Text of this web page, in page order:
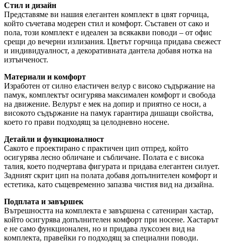
Стил и дизайн
Представяме ви нашия елегантен комплект в цвят горчица,
който съчетава модерен стил и комфорт. Съставен от сако и
пола, този комплект е идеален за всякакви поводи – от офис
срещи до вечерни излизания. Цветът горчица придава свежест
и индивидуалност, а декоративната дантела добавя нотка на
изтънченост.
Материали и комфорт
Изработен от силно еластичен велур с високо съдържание на
памук, комплектът осигурява максимален комфорт и свобода
на движение. Велурът е мек на допир и приятно се носи, а
високото съдържание на памук гарантира дишащи свойства,
което го прави подходящ за целодневно носене.
Детайли и функционалност
Сакото е проектирано с практичен цип отпред, който
осигурява лесно обличане и събличане. Полата е с висока
талия, което подчертава фигурата и придава елегантен силует.
Задният скрит цип на полата добавя допълнителен комфорт и
естетика, като същевременно запазва чистия вид на дизайна.
Подплата и завършек
Вътрешността на комплекта е завършена с сатениран хастар,
който осигурява допълнителен комфорт при носене. Хастарът
е не само функционален, но и придава луксозен вид на
комплекта, правейки го подходящ за специални поводи.